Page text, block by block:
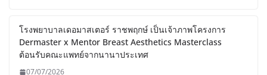
โรงพยาบาลเดอมาสเตอร์ ราชพฤกษ์ เป็นเจ้าภาพโครงการ
Dermaster x Mentor Breast Aesthetics Masterclass
ต้อนรับคณะแพทย์จากนานาประเทศ
07/07/2026